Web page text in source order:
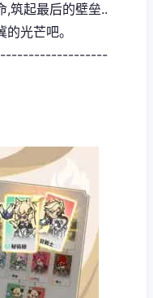
,筑起最后的壁垒..
光芒吧。